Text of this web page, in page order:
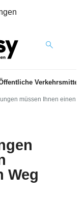
Verkehrsmittel
müssen Ihnen einen
Weg